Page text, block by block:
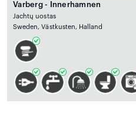
Varberg - Innerhamnen
Jachtų uostas
Sweden, Västkusten, Halland